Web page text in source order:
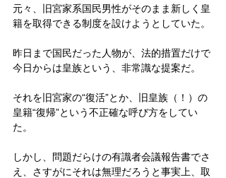
元々、旧宮家系国民男性がそのまま新しく皇
籍を取得できる制度を設けようとしていた。
昨日まで国民だった人物が、法的措置だけで
今日からは皇族という、非常識な提案だ。
それを旧宮家の“復活”とか、旧皇族（！）の
皇籍“復帰”という不正確な呼び方をしてい
た。
しかし、問題だらけの有識者会議報告書でさ
え、さすがにそれは無理だろうと事実上、取